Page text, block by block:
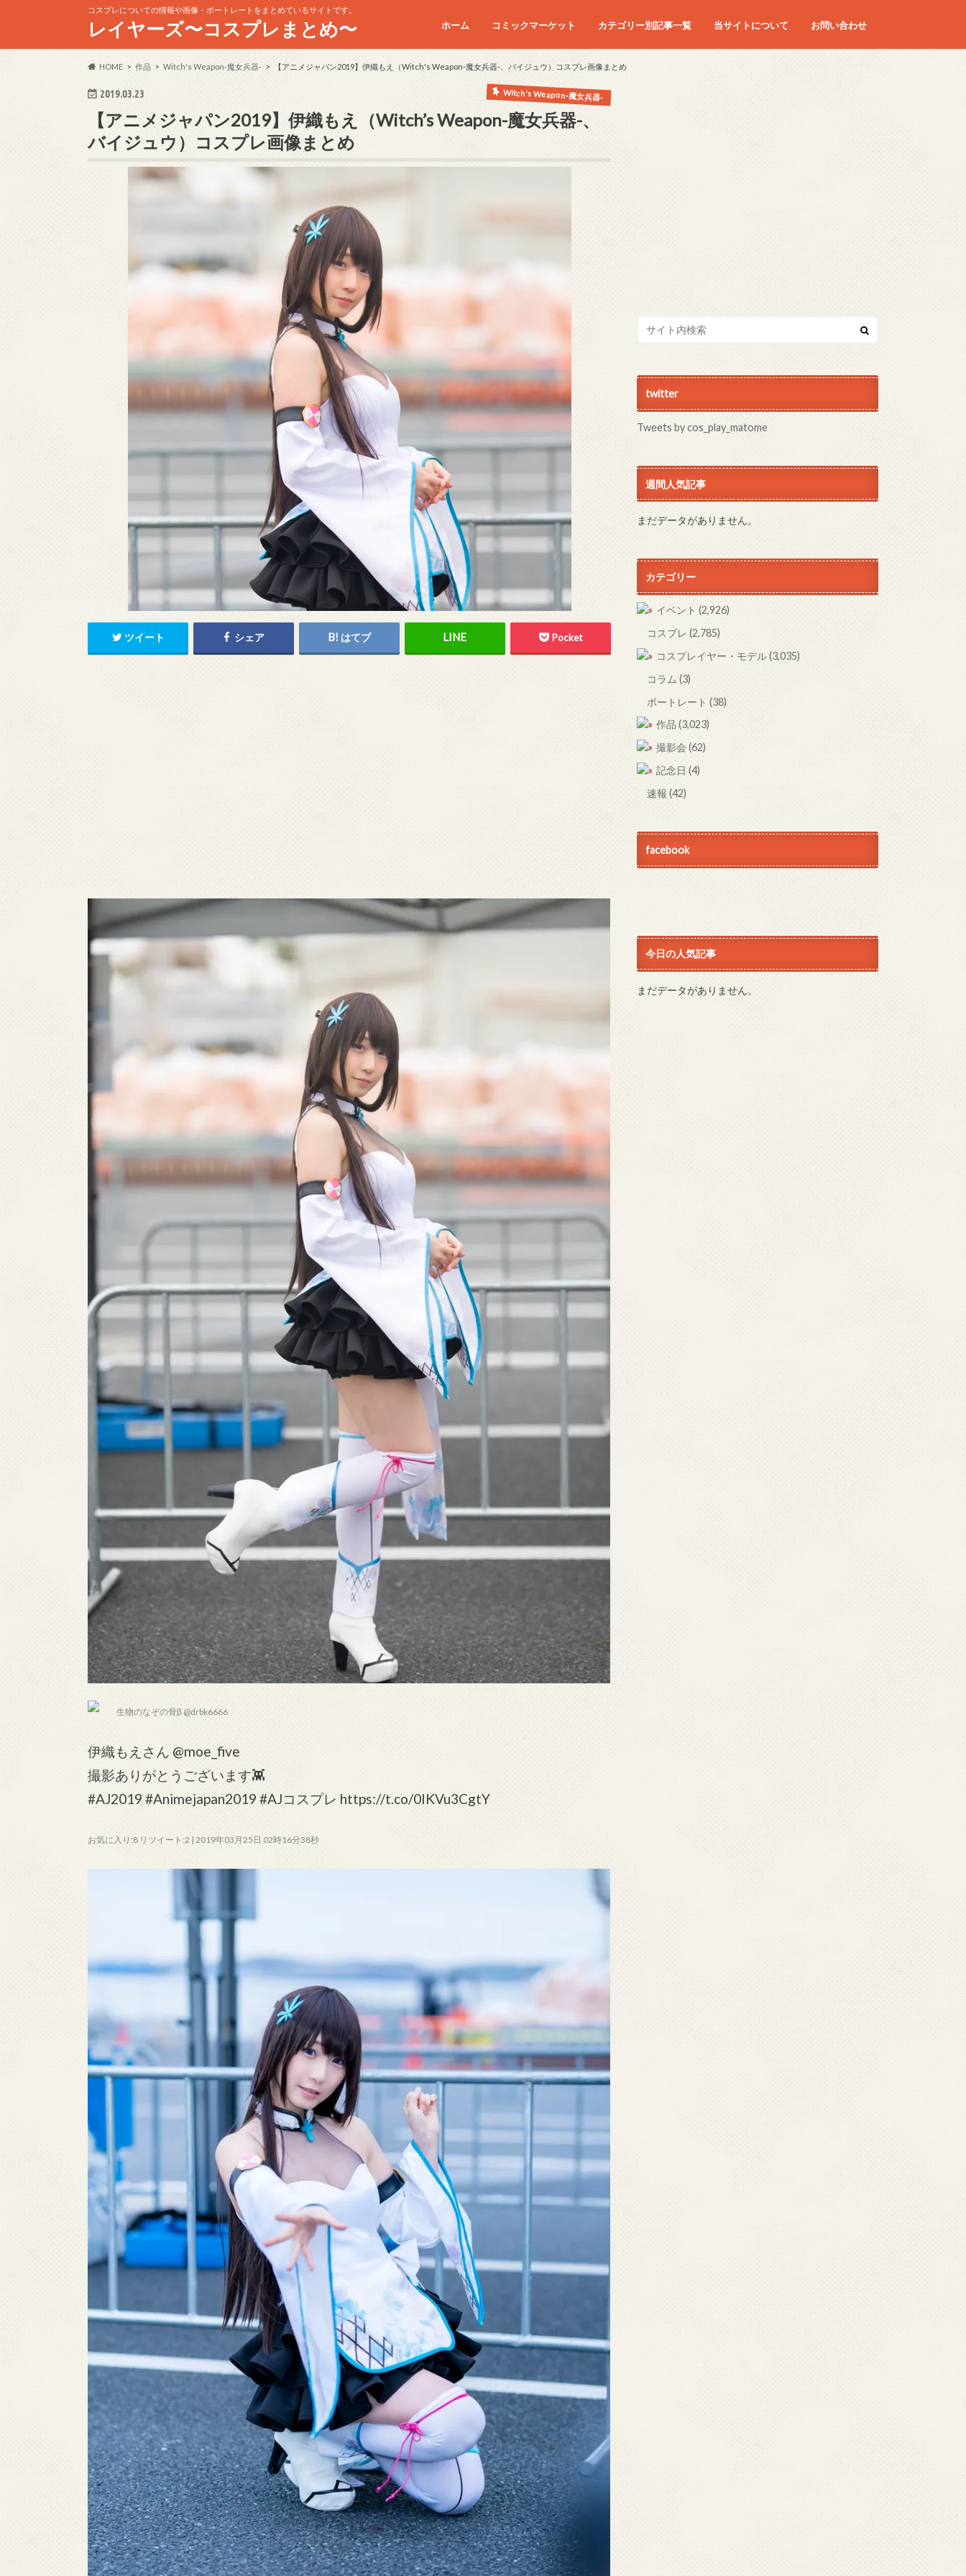
コスプレについての情報や画像・ポートレートをまとめているサイトです。
レイヤーズ〜コスプレまとめ〜 ホーム コミックマーケット
コミケC90
コミケC91
コミケC92
コミケC93
コミケC94
コミケC95
カテゴリー別記事一覧 当サイトについて お問い合わせ
HOME 作品 Witch's Weapon-魔女兵器- 【アニメジャパン2019】伊織もえ（Witch's Weapon-魔女兵器-、バイジュウ）コスプレ画像まとめ
2019.03.23 Witch's Weapon-魔女兵器-
【アニメジャパン2019】伊織もえ（Witch’s Weapon-魔女兵器-、
バイジュウ）コスプレ画像まとめ
ツイート シェア はてブ Pocket
生物のなぞの骨β @drbk6666
伊織もえさん @moe_five
撮影ありがとうございます👾
#AJ2019 #Animejapan2019 #AJコスプレ https://t.co/0IKVu3CgtY
お気に入り:8 リツイート:2 | 2019年03月25日 02時16分38秒
twitter
Tweets by cos_play_matome
週間人気記事
まだデータがありません。
カテゴリー
イベント (2,926)
コスプレ (2,785)
コスプレイヤー・モデル(3,035)
コラム (3)
ポートレート (38)
作品 (3,023)
撮影会 (62)
記念日 (4)
速報 (42)
facebook
今日の人気記事
まだデータがありません。